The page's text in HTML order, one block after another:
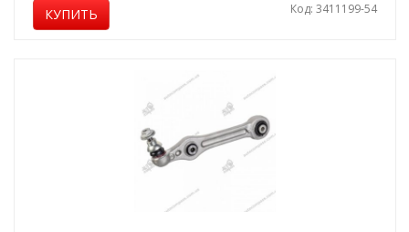
КУПИТЬ Код: 3411199-54